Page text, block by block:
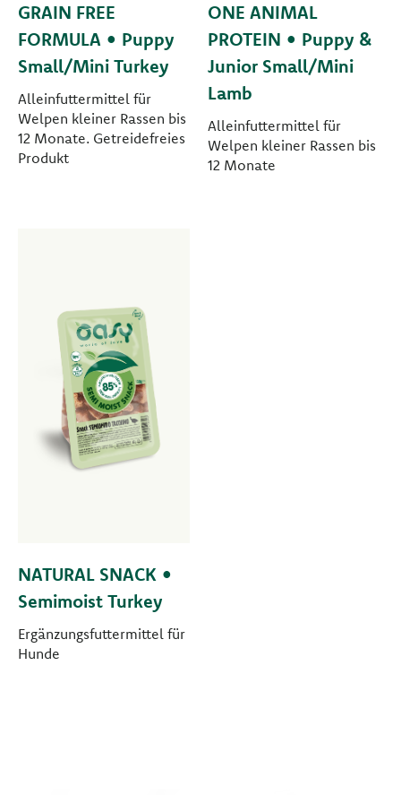
GRAIN FREE
FORMULA • Puppy
Small/Mini Turkey
Alleinfuttermittel für
Welpen kleiner Rassen bis
12 Monate. Getreidefreies
Produkt
ONE ANIMAL
PROTEIN • Puppy &
Junior Small/Mini
Lamb
Alleinfuttermittel für
Welpen kleiner Rassen bis
12 Monate
NATURAL SNACK •
Semimoist Turkey
Ergänzungsfuttermittel für
Hunde